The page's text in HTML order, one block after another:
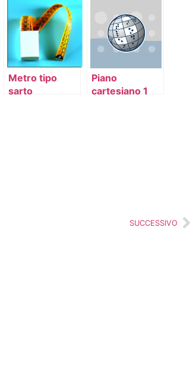
Metro tipo
sarto
Piano
cartesiano 1
SUCCESSIVO